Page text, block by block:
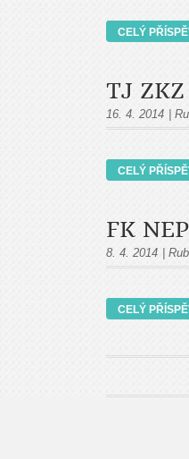
CELÝ
TJ
16. 4. 2014
CELÝ
FK
8. 4. 2014
CELÝ